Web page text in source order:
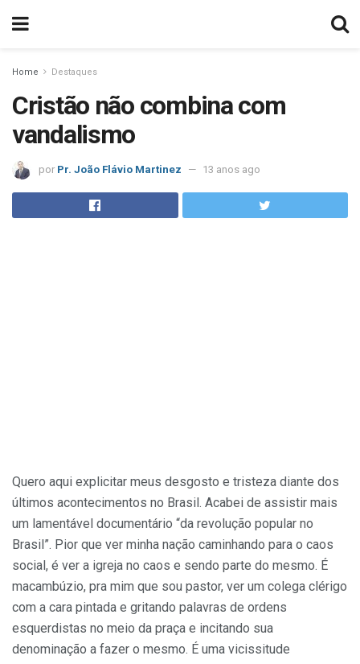
Home Destaques
Cristão não combina com
vandalismo
por Pr. João Flávio Martinez 13 anos ago
Quero aqui explicitar meus desgosto e tristeza diante dos
últimos acontecimentos no Brasil. Acabei de assistir mais
um lamentável documentário “da revolução popular no
Brasil”. Pior que ver minha nação caminhando para o caos
social, é ver a igreja no caos e sendo parte do mesmo. É
macambúzio, pra mim que sou pastor, ver um colega clérigo
com a cara pintada e gritando palavras de ordens
esquerdistas no meio da praça e incitando sua
denominação a fazer o mesmo. É uma vicissitude